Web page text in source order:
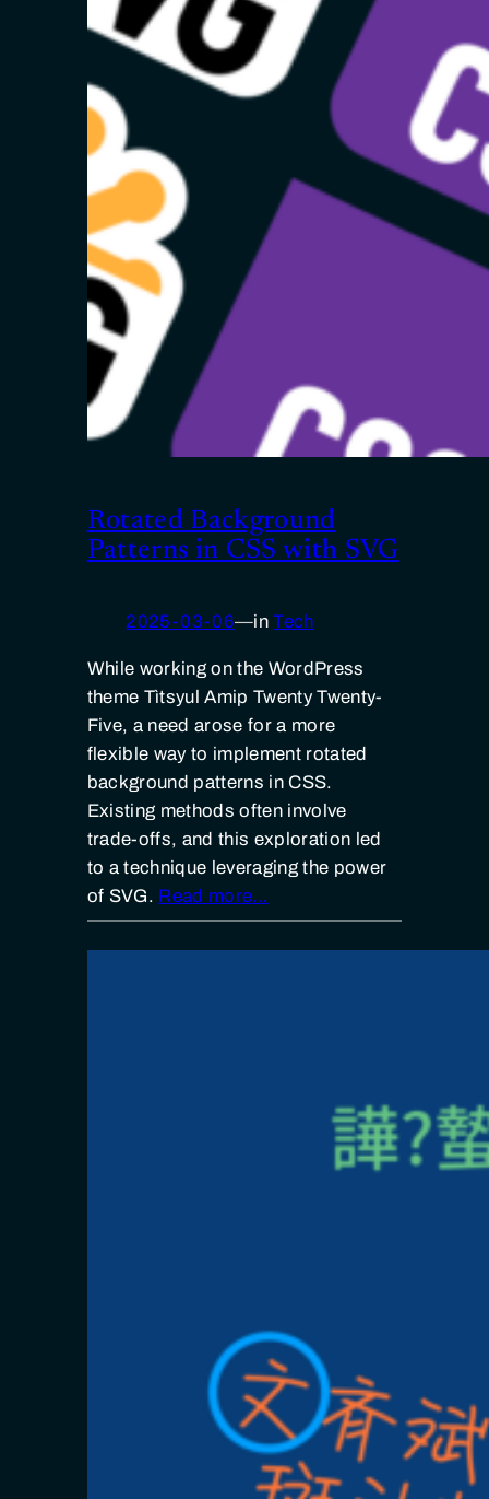
Rotated Background
Patterns in CSS with SVG
2025-03-06—inTech
While working on the WordPress
theme Tìtsyul Amip Twenty Twenty-
Five, a need arose for a more
flexible way to implement rotated
background patterns in CSS.
Existing methods often involve
trade-offs, and this exploration led
to a technique leveraging the power
of SVG. Read more…